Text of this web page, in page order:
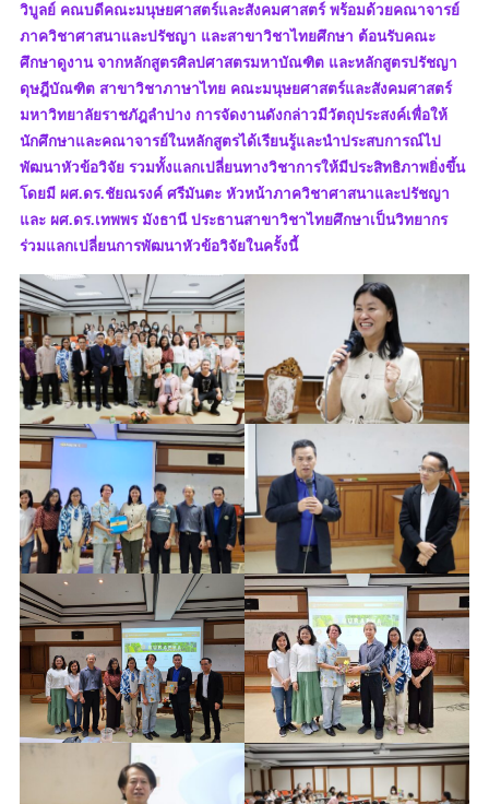
วิบูลย์ คณบดีคณะมนุษยศาสตร์และสังคมศาสตร์ พร้อมด้วยคณาจารย์
ภาควิชาศาสนาและปรัชญา และสาขาวิชาไทยศึกษา ต้อนรับคณะ
ศึกษาดูงาน จากหลักสูตรศิลปศาสตรมหาบัณฑิต และหลักสูตรปรัชญา
ดุษฎีบัณฑิต สาขาวิชาภาษาไทย คณะมนุษยศาสตร์และสังคมศาสตร์
มหาวิทยาลัยราชภัฎลำปาง การจัดงานดังกล่าวมีวัตถุประสงค์เพื่อให้
นักศึกษาและคณาจารย์ในหลักสูตรได้เรียนรู้และนำประสบการณ์ไป
พัฒนาหัวข้อวิจัย รวมทั้งแลกเปลี่ยนทางวิชาการให้มีประสิทธิภาพยิ่งขึ้น
โดยมี ผศ.ดร.ชัยณรงค์ ศรีมันตะ หัวหน้าภาควิชาศาสนาและปรัชญา
และ ผศ.ดร.เทพพร มังธานี ประธานสาขาวิชาไทยศึกษาเป็นวิทยากร
ร่วมแลกเปลี่ยนการพัฒนาหัวข้อวิจัยในครั้งนี้